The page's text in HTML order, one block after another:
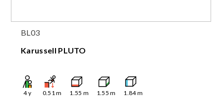
BL03
Karussell PLUTO
4y 0.51m 1.55 m 1.55 m 1.84m